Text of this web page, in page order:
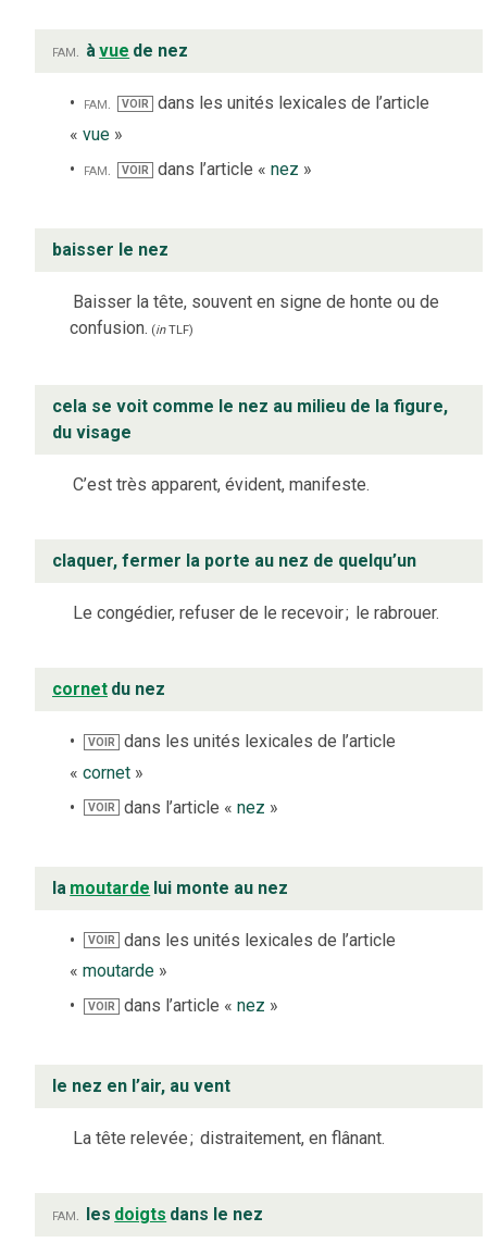
fam. àvue de nez
fam. VOIR dans les unités lexicales de l’article
« vue »
fam.
VOIR dans l’article « nez »
baisser le nez
Baisser la tête, souvent en signe de honte ou de
confusion. (inTLF)
cela se voit comme le nez au milieu de la figure,
du visage
C’est très apparent, évident, manifeste.
claquer, fermer la porte au nez de quelqu’un
Le congédier, refuser de le recevoir; le rabrouer.
cornet du nez
VOIR
dans les unités lexicales de l’article
« cornet »
VOIR dans l’article «nez »
la moutarde lui monte au nez
VOIR
dans les unités lexicales de l’article
« moutarde »
VOIR dans l’article «nez »
le nez en l’air, au vent
La tête relevée; distraitement, en flânant.
fam. les doigts dans le nez